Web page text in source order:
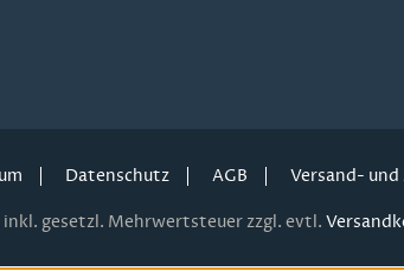
Datenschutz AGB Versand- und
inkl. gesetzl. Mehrwertsteuer zzgl. evtl.